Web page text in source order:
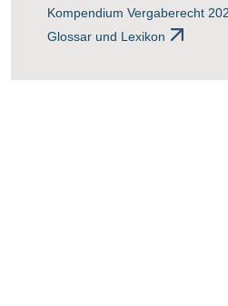
Kompendium Vergaberecht
Glossar und Lexikon